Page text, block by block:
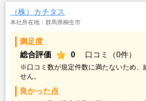
も空き家の状態で不動産を残しておけ
を決めた。
（株）カチタス
本社所在地：群馬県桐生市
満足度
総合評価
0 口コミ（0件）
※口コミ数が規定件数に満たないため、
せん。
良かった点